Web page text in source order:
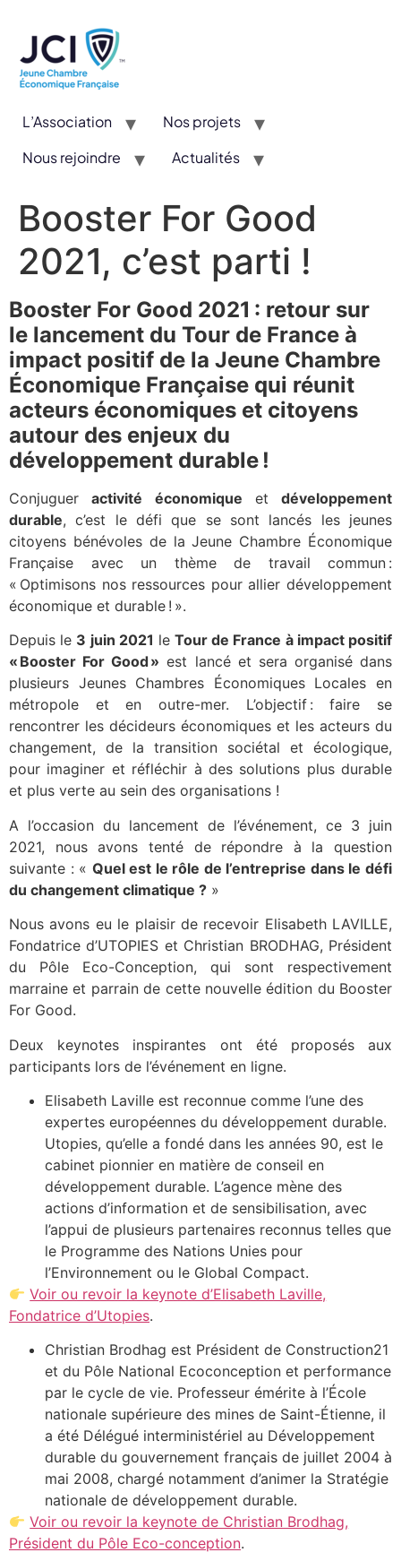
L’Association
Nos projets
Nous rejoindre
Actualités
Booster For Good
2021, c’est parti !
Booster For Good 2021 : retour sur
le lancement du Tour de France à
impact positif de la Jeune Chambre
Économique Française qui réunit
acteurs économiques et citoyens
autour des enjeux du
développement durable !
Conjugueractivité économique et développement
durable, c’est le défi que se sont lancés les jeunes
citoyens bénévoles de la Jeune Chambre Économique
Française avec un thème de travail commun :
« Optimisons nos ressources pour allier développement
économique et durable ! ».
Depuis le 3 juin 2021 leTour de France à impact positif
« Booster For Good » est lancé et sera organisé dans
plusieurs Jeunes Chambres Économiques Locales en
métropole et en outre-mer. L’objectif : faire se
rencontrer les décideurs économiques et les acteurs du
changement, de la transition sociétal et écologique,
pour imaginer et réfléchir à des solutions plus durable
et plus verte au sein des organisations !
A l’occasion du lancement de l’événement, ce 3 juin
2021, nous avons tenté de répondre à la question
suivante : « Quel est le rôle de l’entreprise dans le défi
du changement climatique ? »
Nous avons eu le plaisir de recevoir Elisabeth LAVILLE,
Fondatrice d’UTOPIES et Christian BRODHAG, Président
du Pôle Eco-Conception, qui sont respectivement
marraine et parrain de cette nouvelle édition du Booster
For Good.
Deux keynotes inspirantes ont été proposés aux
participants lors de l’événement en ligne.
Elisabeth Laville est reconnue comme l’une des
expertes européennes du développement durable.
Utopies, qu’elle a fondé dans les années 90, est le
cabinet pionnier en matière de conseil en
développement durable. L’agence mène des
actions d’information et de sensibilisation, avec
l’appui de plusieurs partenaires reconnus telles que
le Programme des Nations Unies pour
l’Environnement ou le Global Compact.
Voir ou revoir la keynote d’Elisabeth Laville,
Fondatrice d’Utopies.
Christian Brodhag est Président de Construction21
et du Pôle National Ecoconception et performance
par le cycle de vie. Professeur émérite à l’École
nationale supérieure des mines de Saint-Étienne, il
a été Délégué interministériel au Développement
durable du gouvernement français de juillet 2004 à
mai 2008, chargé notamment d’animer la Stratégie
nationale de développement durable.
Voir ou revoir la keynote de Christian Brodhag,
Président du Pôle Eco-conception.